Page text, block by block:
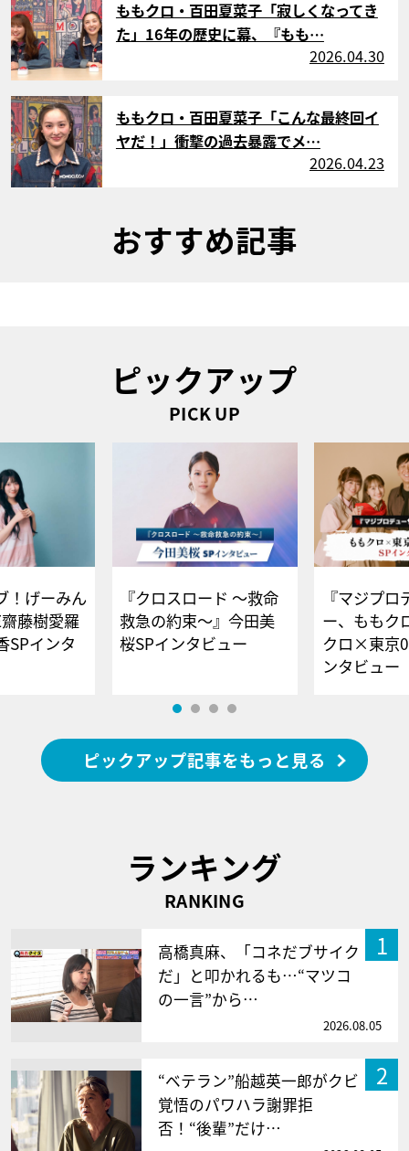
ももクロ・百田夏菜子「寂しくなってき
た」16年の歴史に幕、『もも…
2026.04.30
サムネイル
ももクロ・百田夏菜子「こんな最終回イ
ヤだ！」衝撃の過去暴露でメ…
2026.04.23
おすすめ記事
ピックアップ
PICK UP
！げーみん
藤樹愛羅
SPインタ
『クロスロード ～救命
救急の約束～』今田美
桜SPインタビュー
『マジプロ
ー、ももク
クロ×東京
ンタビュー
ピックアップ記事をもっと見る
ランキング
RANKING
1
高橋真麻、「コネだブサイク
だ」と叩かれるも…“マツコ
の一言”から…
2026.08.05
2
“ベテラン”船越英一郎がクビ
覚悟のパワハラ謝罪拒
否！“後輩”だけ…